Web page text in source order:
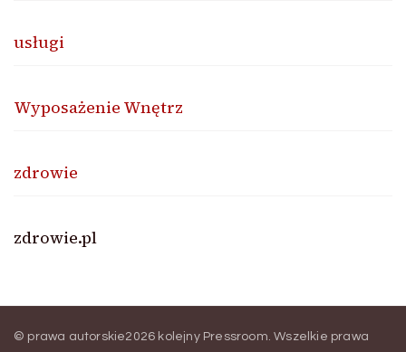
usługi
Wyposażenie Wnętrz
zdrowie
zdrowie.pl
© prawa autorskie2026 kolejny Pressroom . Wszelkie prawa